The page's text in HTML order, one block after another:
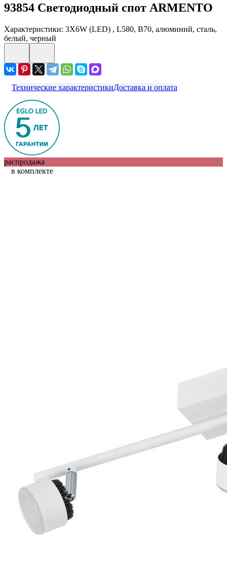
93854 Светодиодный спот ARMENTO
Характеристики: 3X6W (LED) , L580, B70, алюминий, сталь,
белый, черный
Технические характеристикиДоставка и оплата
распродажа
в комплекте